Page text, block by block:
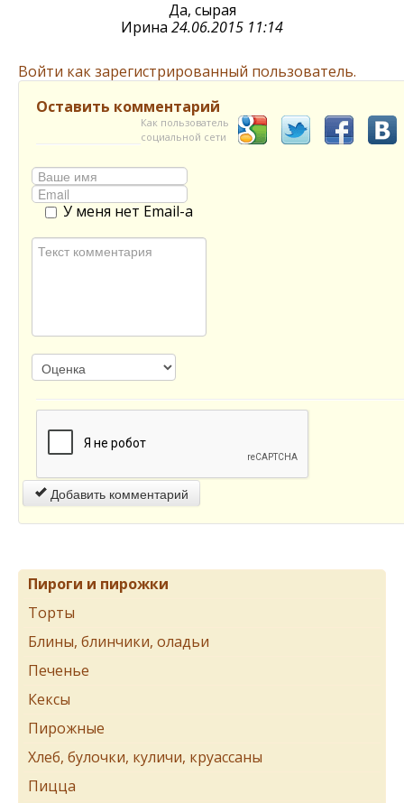
Да, сырая
Ирина 24.06.2015 11:14
Войти как зарегистрированный пользователь.
Оставить комментарий
Как пользователь
социальной сети
У меня нет Email-а
Добавить комментарий
Пироги и пирожки
Торты
Блины, блинчики, оладьи
Печенье
Кексы
Пирожные
Хлеб, булочки, куличи, круассаны
Пицца